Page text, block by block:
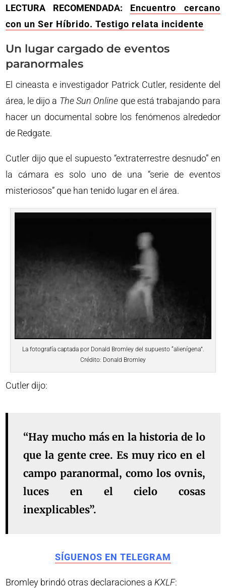
LECTURA RECOMENDADA: Encuentro cercano
con un Ser Híbrido. Testigo relata incidente
Un lugar cargado de eventos
paranormales
El cineasta e investigador Patrick Cutler, residente del
área, le dijo a The Sun Online que está trabajando para
hacer un documental sobre los fenómenos alrededor
de Redgate.
Cutler dijo que el supuesto “extraterrestre desnudo” en
la cámara es solo uno de una “serie de eventos
misteriosos” que han tenido lugar en el área.
La fotografía captada por Donald Bromley del supuesto “alienígena”.
Crédito: Donald Bromley
Cutler dijo:
“Hay mucho más en la historia de lo
que la gente cree. Es muy rico en el
campo paranormal, como los ovnis,
luces en el cielo cosas
inexplicables”.
SÍGUENOS EN TELEGRAM
Bromley brindó otras declaraciones a KXLF: